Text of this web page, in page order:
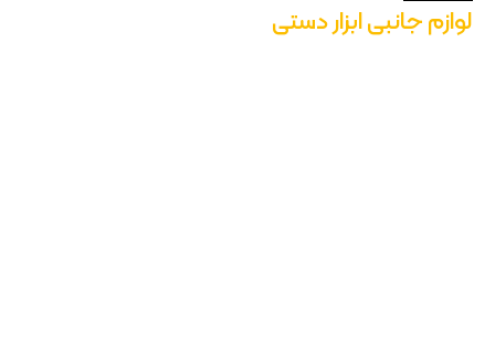
لوازم جانبی ابزار دستی